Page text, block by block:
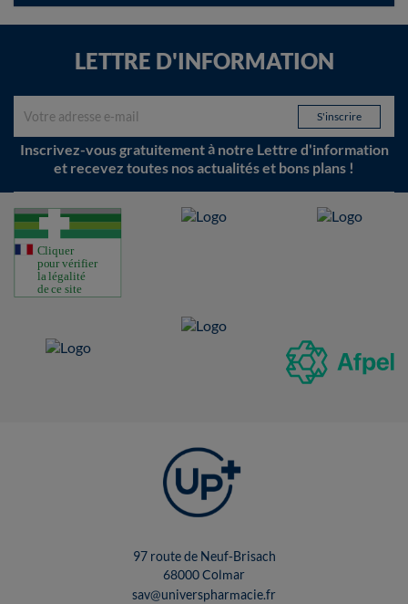
LETTRE D'INFORMATION
Inscrivez-vous gratuitement à notre Lettre d'information
et recevez toutes nos actualités et bons plans !
97 route de Neuf-Brisach
68000 Colmar
sav@universpharmacie.fr